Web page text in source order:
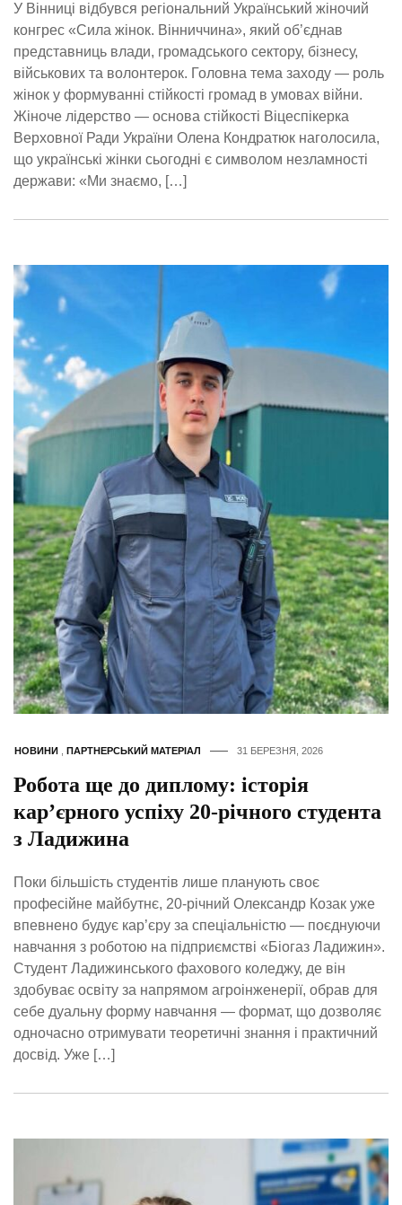
У Вінниці відбувся регіональний Український жіночий
конгрес «Сила жінок. Вінниччина», який об’єднав
представниць влади, громадського сектору, бізнесу,
військових та волонтерок. Головна тема заходу — роль
жінок у формуванні стійкості громад в умовах війни.
Жіноче лідерство — основа стійкості Віцеспікерка
Верховної Ради України Олена Кондратюк наголосила,
що українські жінки сьогодні є символом незламності
держави: «Ми знаємо, […]
НОВИНИ , ПАРТНЕРСЬКИЙ МАТЕРІАЛ 31 БЕРЕЗНЯ, 2026
Робота ще до диплому: історія
кар’єрного успіху 20-річного студента
з Ладижина
Поки більшість студентів лише планують своє
професійне майбутнє, 20-річний Олександр Козак уже
впевнено будує кар’єру за спеціальністю — поєднуючи
навчання з роботою на підприємстві «Біогаз Ладижин».
Студент Ладижинського фахового коледжу, де він
здобуває освіту за напрямом агроінженерії, обрав для
себе дуальну форму навчання — формат, що дозволяє
одночасно отримувати теоретичні знання і практичний
досвід. Уже […]